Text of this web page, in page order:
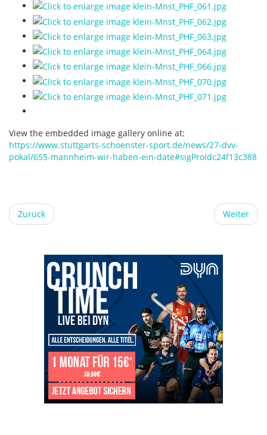
View the embedded image gallery online at:
https://www.stuttgarts-schoenster-sport.de/news/27-dvv-
pokal/655-mannheim-wir-haben-ein-date#sigProIdc24f13c388
Zurück Weiter